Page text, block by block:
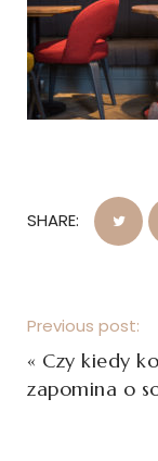
SHARE:
Previous post:
« Czy kiedy
zapomina o